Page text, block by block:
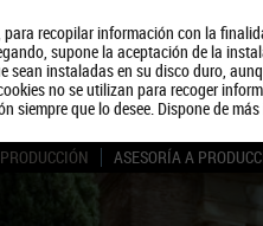
recopilar información con la
supone la aceptación de la
sean instaladas en su disco duro,
no se utilizan para recoger
siempre que lo desee. Dispone de
ASESORÍA A